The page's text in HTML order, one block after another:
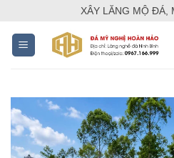
content
XÂY LĂNG MỘ ĐÁ,